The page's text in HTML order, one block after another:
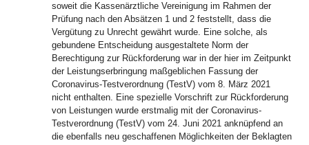
soweit die Kassenärztliche Vereinigung im Rahmen der
Prüfung nach den Absätzen 1 und 2 feststellt, dass die
Vergütung zu Unrecht gewährt wurde. Eine solche, als
gebundene Entscheidung ausgestaltete Norm der
Berechtigung zur Rückforderung war in der hier im Zeitpunkt
der Leistungserbringung maßgeblichen Fassung der
Coronavirus-Testverordnung (TestV) vom 8. März 2021
nicht enthalten. Eine spezielle Vorschrift zur Rückforderung
von Leistungen wurde erstmalig mit der Coronavirus-
Testverordnung (TestV) vom 24. Juni 2021 anknüpfend an
die ebenfalls neu geschaffenen Möglichkeiten der Beklagten